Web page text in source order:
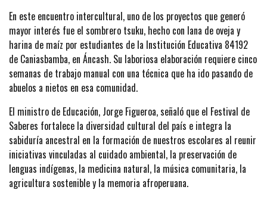
En este encuentro intercultural, uno de los proyectos que generó
mayor interés fue el sombrero tsuku, hecho con lana de oveja y
harina de maíz por estudiantes de la Institución Educativa 84192
de Caniasbamba, en Áncash. Su laboriosa elaboración requiere cinco
semanas de trabajo manual con una técnica que ha ido pasando de
abuelos a nietos en esa comunidad.
El ministro de Educación, Jorge Figueroa, señaló que el Festival de
Saberes fortalece la diversidad cultural del país e integra la
sabiduría ancestral en la formación de nuestros escolares al reunir
iniciativas vinculadas al cuidado ambiental, la preservación de
lenguas indígenas, la medicina natural, la música comunitaria, la
agricultura sostenible y la memoria afroperuana.